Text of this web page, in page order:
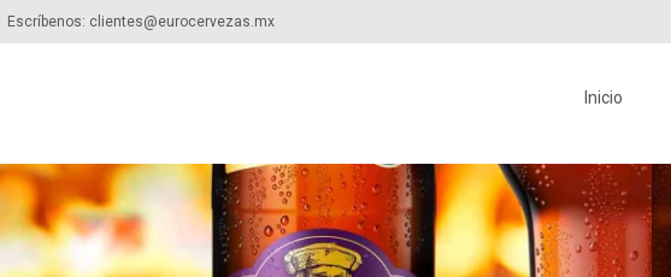
Escríbenos: clientes@eurocervezas.mx
Inicio